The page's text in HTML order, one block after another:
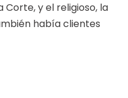
y el religioso, la
había clientes